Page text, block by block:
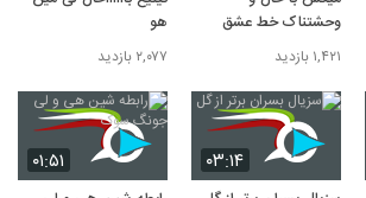
وحشتناک خط عشق
۱,۴۲۱ بازدید
هو
۲,۰۷۷ بازدید
۰۳:۱۴ ۰۱:۵۱